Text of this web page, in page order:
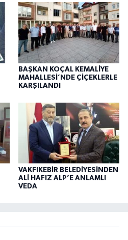
BAŞKAN KOÇAL KEMALİYE
MAHALLESİ’NDE ÇİÇEKLERLE
KARŞILANDI
VAKFIKEBİR BELEDİYESİNDEN
ALİ HAFIZ ALP’E ANLAMLI
VEDA